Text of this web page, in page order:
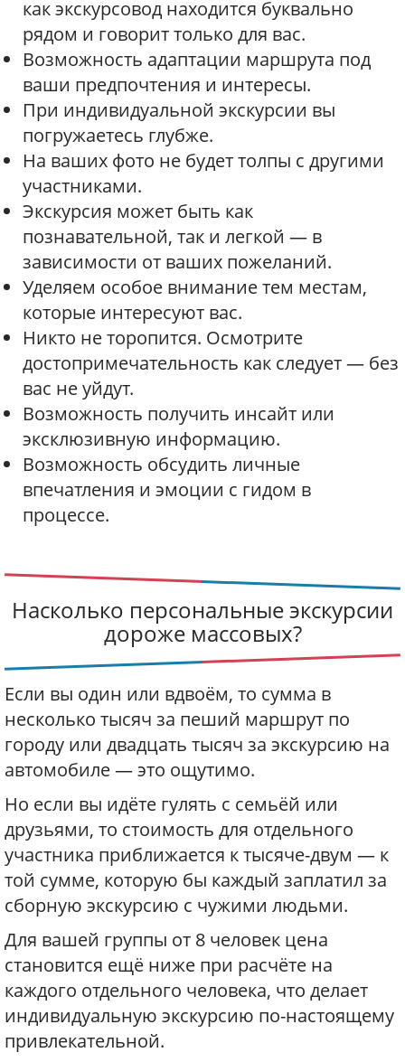
как экскурсовод находится буквально
рядом и говорит только для вас.
Возможность адаптации маршрута под
ваши предпочтения и интересы.
При индивидуальной экскурсии вы
погружаетесь глубже.
На ваших фото не будет толпы с другими
участниками.
Экскурсия может быть как
познавательной, так и легкой — в
зависимости от ваших пожеланий.
Уделяем особое внимание тем местам,
которые интересуют вас.
Никто не торопится. Осмотрите
достопримечательность как следует — без
вас не уйдут.
Возможность получить инсайт или
эксклюзивную информацию.
Возможность обсудить личные
впечатления и эмоции с гидом в
процессе.
Насколько персональные экскурсии
дороже массовых?
Если вы один или вдвоём, то сумма в
несколько тысяч за пеший маршрут по
городу или двадцать тысяч за экскурсию на
автомобиле — это ощутимо.
Но если вы идёте гулять с семьёй или
друзьями, то стоимость для отдельного
участника приближается к тысяче-двум — к
той сумме, которую бы каждый заплатил за
сборную экскурсию с чужими людьми.
Для вашей группы от 8 человек цена
становится ещё ниже при расчёте на
каждого отдельного человека, что делает
индивидуальную экскурсию по-настоящему
привлекательной.